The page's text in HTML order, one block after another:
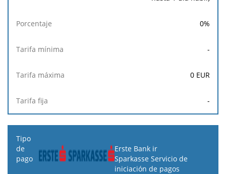
0%
-
0 EUR
-
Erste Bank ir
Sparkasse Servicio de
iniciación de pagos